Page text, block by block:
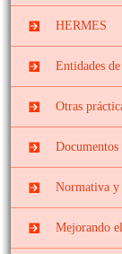
GRADO EN
PII-Grado
mención]
HERMES
Entidades
Instituciones
Centros
Otras
Prácticas
Prácticas
Cursos,
jornadas
Normativa y
Convenios
Reguladoras
Mejorando